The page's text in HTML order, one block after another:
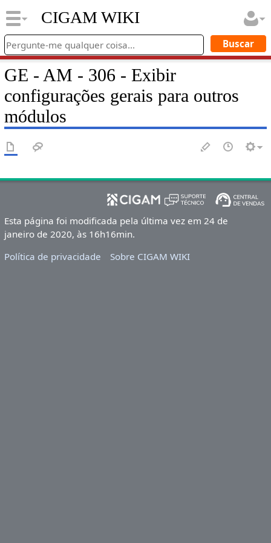
CIGAM WIKI
GE - AM - 306 - Exibir
configurações gerais para outros
módulos
Esta página foi modificada pela última vez em 24 de
janeiro de 2020, às 16h16min.
Política de privacidade
Sobre CIGAM WIKI